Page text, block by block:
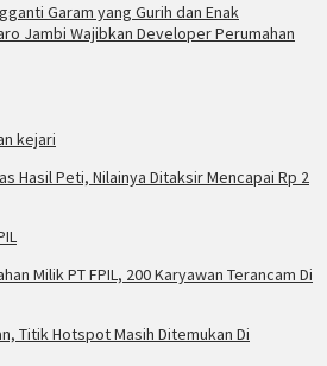
Garam yang Gurih dan Enak
Jambi Wajibkan Developer Perumahan
Hasil Peti, Nilainya Ditaksir Mencapai Rp 2
Milik PT FPIL, 200 Karyawan Terancam Di